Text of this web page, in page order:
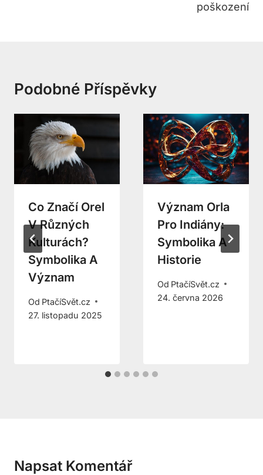
poškození
Podobné Příspěvky
Co Značí Orel
V Různých
Kulturách?
Symbolika A
Význam
Od PtačíSvět.cz
27. listopadu 2025
Význam Orla
Pro Indiány:
Symbolika A
Historie
Od PtačíSvět.cz
24. června 2026
Napsat Komentář